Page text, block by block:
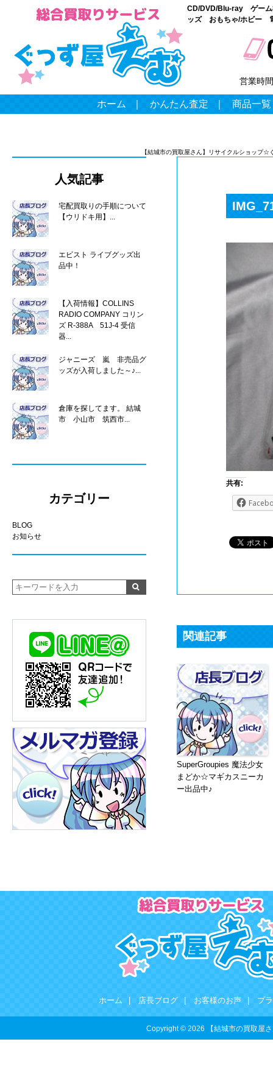
CD/DVD/Blu-ray ゲーム
ッズ おもちゃ/ホビー
営業時間
ホーム かんたん査定 商品一覧
【結城市の買取屋さん】リサイクルショップ☆
共有:
関連記事
SuperGroupies 魔法少女
まどか☆マギカスニーカ
ー出品中♪
人気記事
宅配買取りの手順について
【ウリドキ用】...
エビスト ライブグッズ出
品中！
【入荷情報】COLLINS
RADIO COMPANY コリン
ズ R-388A 51J-4 受信
器...
ジャニーズ 嵐 非売品グ
ッズが入荷しました～♪...
倉庫を探してます。 結城
市 小山市 筑西市...
カテゴリー
BLOG
お知らせ
ホーム 店長ブログ お客様のお声 プ
Copyright © 2026 【結城市の買取屋